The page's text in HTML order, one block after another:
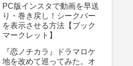
PC版インスタで動画を早送
り・巻き戻し！シークバー
を表示させる方法【ブック
マークレット】
『恋ノチカラ』ドラマロケ
地を改めて巡ってみた。オ